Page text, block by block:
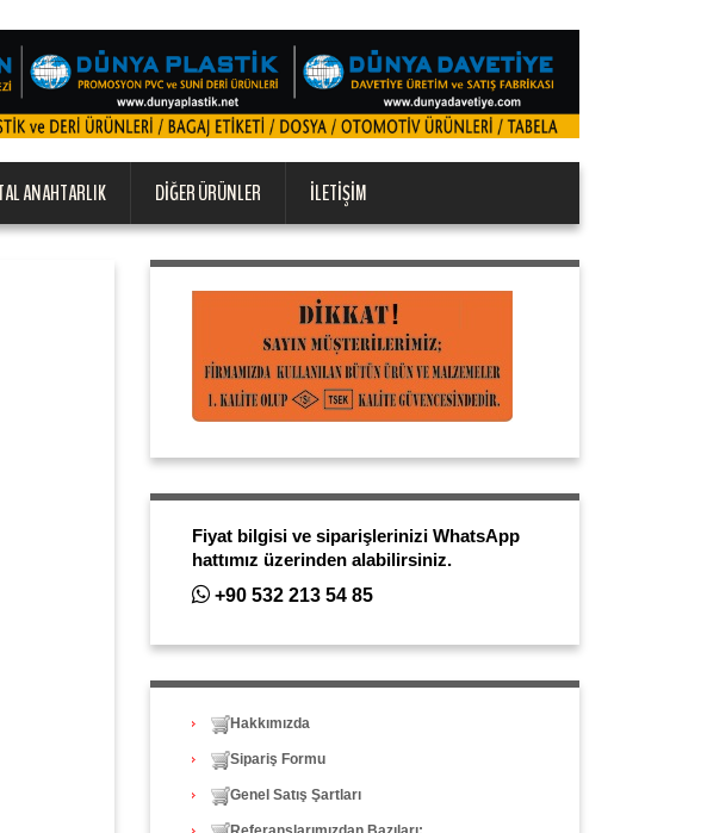
ANAHTARLIK DIĞER ÜRÜNLER İLETIŞIM
Fiyat bilgisi ve siparişlerinizi WhatsApp
hattımız üzerinden alabilirsiniz.
+90 532 213 54 85
Hakkımızda
Sipariş Formu
Genel Satış Şartları